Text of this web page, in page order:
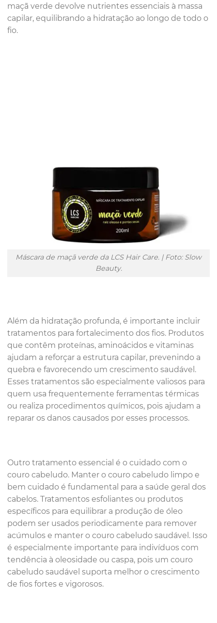
maçã verde devolve nutrientes essenciais à massa
capilar, equilibrando a hidratação ao longo de todo o
fio.
Máscara de maçã verde da LCS Hair Care. | Foto: Slow
Beauty.
Além da hidratação profunda, é importante incluir
tratamentos para fortalecimento dos fios. Produtos
que contêm proteínas, aminoácidos e vitaminas
ajudam a reforçar a estrutura capilar, prevenindo a
quebra e favorecendo um crescimento saudável.
Esses tratamentos são especialmente valiosos para
quem usa frequentemente ferramentas térmicas
ou realiza procedimentos químicos, pois ajudam a
reparar os danos causados por esses processos.
Outro tratamento essencial é o cuidado com o
couro cabeludo. Manter o couro cabeludo limpo e
bem cuidado é fundamental para a saúde geral dos
cabelos. Tratamentos esfoliantes ou produtos
específicos para equilibrar a produção de óleo
podem ser usados periodicamente para remover
acúmulos e manter o couro cabeludo saudável. Isso
é especialmente importante para indivíduos com
tendência à oleosidade ou caspa, pois um couro
cabeludo saudável suporta melhor o crescimento
de fios fortes e vigorosos.